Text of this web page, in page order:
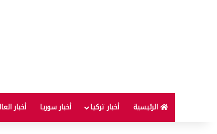
الرئيسية أخبار تركيا أخبار سوريا أخبار